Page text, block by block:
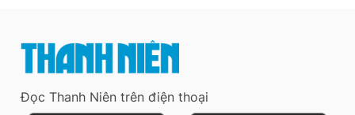
Đọc Thanh Niên trên điện thoại